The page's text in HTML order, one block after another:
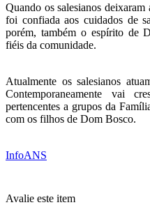
Quando os salesianos deixaram
foi confiada aos cuidados de
porém, também o espírito de
fiéis da comunidade.
Atualmente os salesianos
Contemporaneamente vai
pertencentes a grupos da
com os filhos de Dom Bosco.
InfoANS
Avalie este item